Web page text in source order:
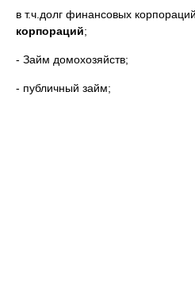
в т.ч.долг финансовых
корпораций;
- Займ домохозяйств;
- публичный займ;